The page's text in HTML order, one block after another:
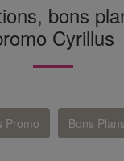
bons
Cyrillus
Promo Bons Plans